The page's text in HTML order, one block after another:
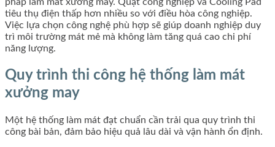
tiêu thụ điện thấp hơn nhiều so với điều hòa công nghiệp.
Việc lựa chọn công nghệ phù hợp sẽ giúp doanh nghiệp duy
trì môi trường mát mẻ mà không làm tăng quá cao chi phí
năng lượng.
Quy trình thi công hệ thống làm mát
xưởng may
Một hệ thống làm mát đạt chuẩn cần trải qua quy trình thi
công bài bản, đảm bảo hiệu quả lâu dài và vận hành ổn định.